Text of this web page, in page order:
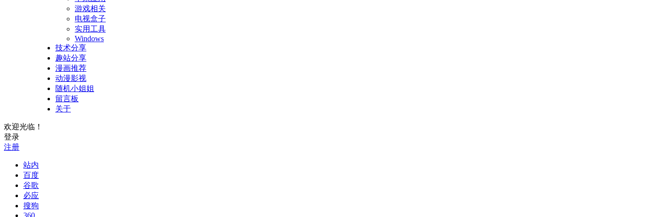
游戏相关
电视盒子
实用工具
Windows
技术分享
趣站分享
漫画推荐
动漫影视
随机小姐姐
留言板
关于
欢迎光临！
登录
注册
站内
百度
谷歌
必应
搜狗
360